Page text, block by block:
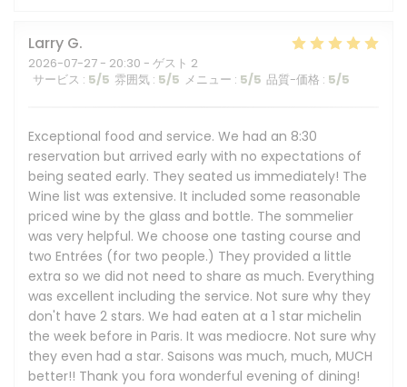
Larry G
2026-07-27 - 20:30 - ゲスト 2
サービス : 5/5 雰囲気 : 5/5 メニュー : 5/5 品質-価格 : 5/5
Exceptional food and service. We had an 8:30
reservation but arrived early with no expectations of
being seated early. They seated us immediately! The
Wine list was extensive. It included some reasonable
priced wine by the glass and bottle. The sommelier
was very helpful. We choose one tasting course and
two Entrées (for two people.) They provided a little
extra so we did not need to share as much. Everything
was excellent including the service. Not sure why they
don't have 2 stars. We had eaten at a 1 star michelin
the week before in Paris. It was mediocre. Not sure why
they even had a star. Saisons was much, much, MUCH
better!! Thank you fora wonderful evening of dining!